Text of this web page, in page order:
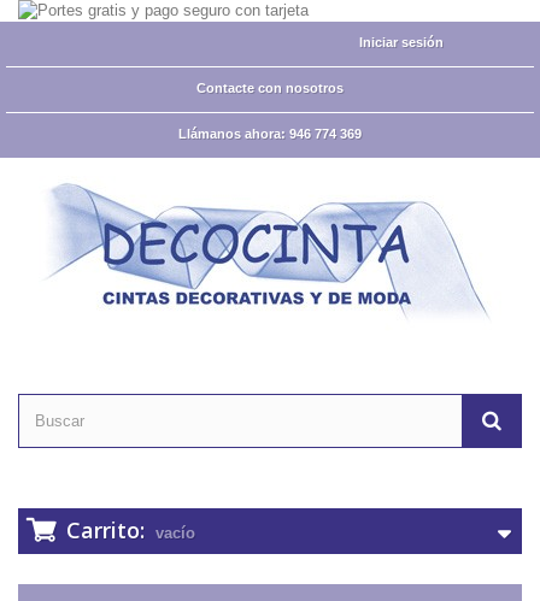
Iniciar sesión
Contacte con nosotros
Llámanos ahora: 946 774 369
Carrito: vacío